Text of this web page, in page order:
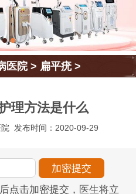
医院> 扁平疣>
理方法是什么
发布时间：2020-09-29
点击加密提交，医生将立